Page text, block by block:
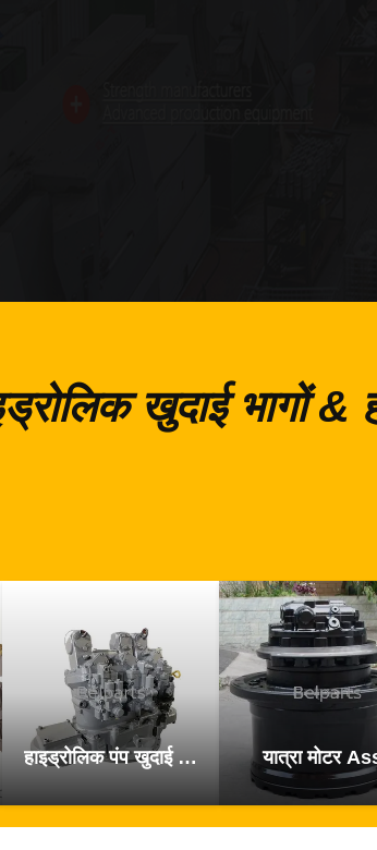
खुदाई भागों
हाइड्रोलिक पंप खुदाई के पुर्जे यात्रा मोटर